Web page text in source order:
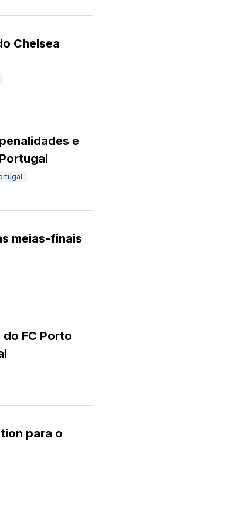
Chelsea
e
meias-finais
FC Porto
para o